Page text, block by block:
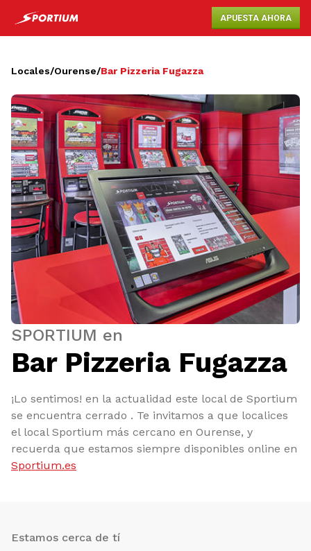
APUESTA AHORA
Locales/Ourense/Bar Pizzeria Fugazza
SPORTIUM en
Bar Pizzeria Fugazza
¡Lo sentimos! en la actualidad este local de Sportium
se encuentra cerrado . Te invitamos a que localices
el local Sportium más cercano en Ourense, y
recuerda que estamos siempre disponibles online en
Sportium.es
Estamos cerca de tí